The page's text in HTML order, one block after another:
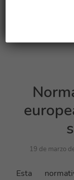
19 de marzo
Esta